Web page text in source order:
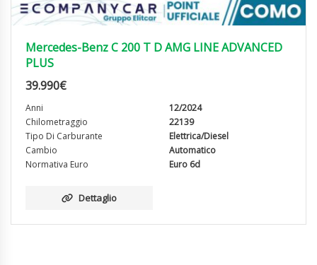
Mercedes-Benz C 200 T D AMG LINE ADVANCED
PLUS
39.990€
Anni
12/2024
Chilometraggio
22139
Tipo Di Carburante
Elettrica/Diesel
Cambio
Automatico
Normativa Euro
Euro 6d
Dettaglio